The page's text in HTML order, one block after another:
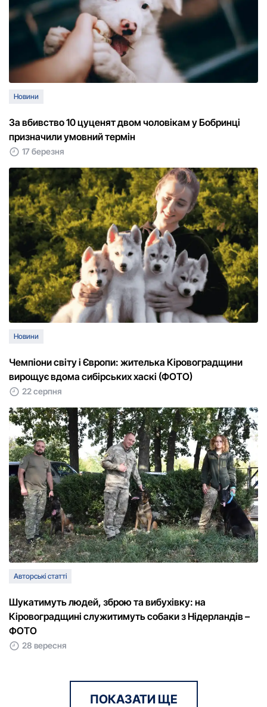
Новини
За вбивство 10 цуценят двом чоловікам у Бобринці
призначили умовний термін
17 березня
Новини
Чемпіони світу і Європи: жителька Кіровоградщини
вирощує вдома сибірських хаскі (ФОТО)
22 серпня
Авторські статті
Шукатимуть людей, зброю та вибухівку: на
Кіровоградщині служитимуть собаки з Нідерландів –
ФОТО
28 вересня
ПОКАЗАТИ ЩЕ